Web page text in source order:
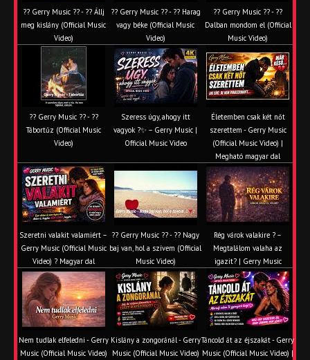
?? Gerry Music ?? - ?? Állj
meg kislány (Official Music
Video)
?? Gerry Music ?? - ?? Harag
vagy béke (Official Music
Video)
?? Gerry Music ?? - ??
Dalban mondom el (Official
Music Video)
?? Gerry Music ?? - ??
Tábortűz (Official Music
Video)
Szeress úgy, ahogy itt
vagyok ?✨ – Gerry Music |
Official Music Video
Életemben csak két nőt
szerettem - Gerry Music
(Official Music Video) |
Megható magyar dal
Szeretni valakit valamiért –
Gerry Music (Official Music
Video) ? Magyar dal
?? Gerry Music ?? - ?? Nagy
baj van, hol a szívem (Official
Music Video)
Rég várok valakire ? –
Megtalálom valaha az
igazit? | Gerry Music
Nem tudlak elfeledni - Gerry
Music (Official Music Video)
Kislány a zongoránál - Gerry
Music (Official Music Video)
Táncold át az éjszakát - Gerry
Music (Official Music Video) |